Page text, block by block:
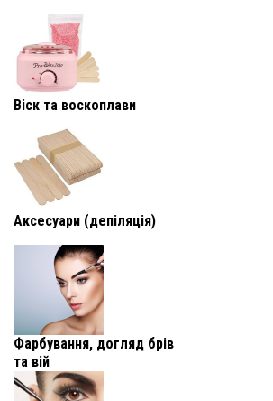
Віск та воскоплави
Аксесуари (депіляція)
Фарбування, догляд брів
та вій